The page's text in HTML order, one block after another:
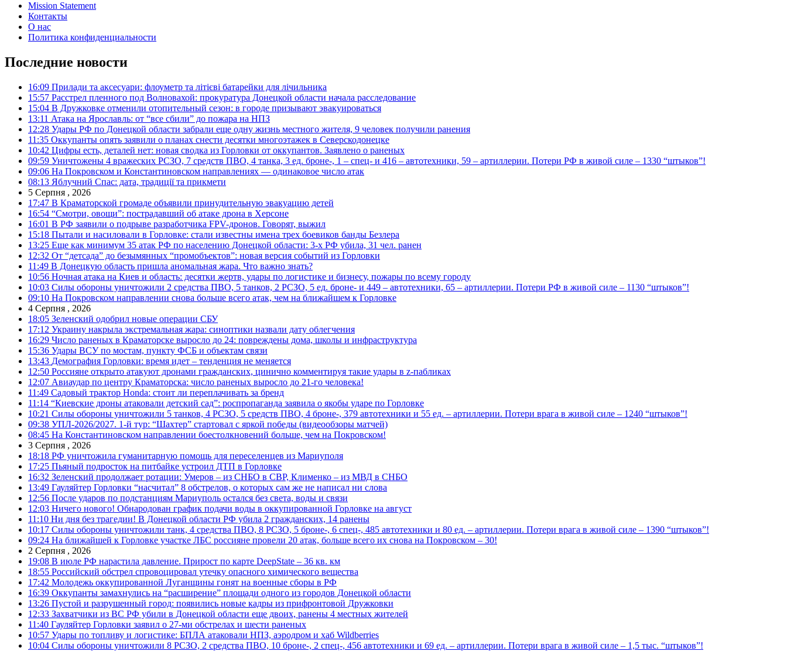
Mission Statement
Контакты
О нас
Политика конфиденциальности
Последние новости
16:09 Прилади та аксесуари: флоуметр та літієві батарейки для лічильника
15:57 Расстрел пленного под Волновахой: прокуратура Донецкой области начала расследование
15:04 В Дружковке отменили отопительный сезон: в городе призывают эвакуироваться
13:11 Атака на Ярославль: от “все сбили” до пожара на НПЗ
12:28 Удары РФ по Донецкой области забрали еще одну жизнь местного жителя, 9 человек получили ранения
11:35 Оккупанты опять заявили о планах снести десятки многоэтажек в Северскодонецке
10:42 Цифры есть, деталей нет: новая сводка из Горловки от оккупантов. Заявлено о раненых
09:59 Уничтожены 4 вражеских РСЗО, 7 средств ПВО, 4 танка, 3 ед. броне-, 1 – спец- и 416 – автотехники, 59 – артиллерии. Потери РФ в живой силе – 1330 “штыков”!
09:06 На Покровском и Константиновском направлениях — одинаковое число атак
08:13 Яблучний Спас: дата, традиції та прикмети
5 Серпня , 2026
17:47 В Краматорской громаде объявили принудительную эвакуацию детей
16:54 “Смотри, овощи”: пострадавший об атаке дрона в Херсоне
16:01 В РФ заявили о подрыве разработчика FPV-дронов. Говорят, выжил
15:18 Пытали и насиловали в Горловке: стали известны имена трех боевиков банды Безлера
13:25 Еще как минимум 35 атак РФ по населению Донецкой области: 3-х РФ убила, 31 чел. ранен
12:32 От “детсада” до безымянных “промобъектов”: новая версия событий из Горловки
11:49 В Донецкую область пришла аномальная жара. Что важно знать?
10:56 Ночная атака на Киев и область: десятки жертв, удары по логистике и бизнесу, пожары по всему городу
10:03 Силы обороны уничтожили 2 средства ПВО, 5 танков, 2 РСЗО, 5 ед. броне- и 449 – автотехники, 65 – артиллерии. Потери РФ в живой силе – 1130 “штыков”!
09:10 На Покровском направлении снова больше всего атак, чем на ближайшем к Горловке
4 Серпня , 2026
18:05 Зеленский одобрил новые операции СБУ
17:12 Украину накрыла экстремальная жара: синоптики назвали дату облегчения
16:29 Число раненых в Краматорске выросло до 24: повреждены дома, школы и инфраструктура
15:36 Удары ВСУ по мостам, пункту ФСБ и объектам связи
13:43 Демография Горловки: время идет – тенденция не меняется
12:50 Россияне открыто атакуют дронами гражданских, цинично комментируя такие удары в z-пабликах
12:07 Авиаудар по центру Краматорска: число раненых выросло до 21-го человека!
11:49 Садовый трактор Honda: стоит ли переплачивать за бренд
11:14 “Киевские дроны атаковали детский сад”: роспропаганда заявила о якобы ударе по Горловке
10:21 Силы обороны уничтожили 5 танков, 4 РСЗО, 5 средств ПВО, 4 броне-, 379 автотехники и 55 ед. – артиллерии. Потери врага в живой силе – 1240 “штыков”!
09:38 УПЛ-2026/2027. 1-й тур: “Шахтер” стартовал с яркой победы (видеообзоры матчей)
08:45 На Константиновском направлении боестолкновений больше, чем на Покровском!
3 Серпня , 2026
18:18 РФ уничтожила гуманитарную помощь для переселенцев из Мариуполя
17:25 Пьяный подросток на питбайке устроил ДТП в Горловке
16:32 Зеленский продолжает ротации: Умеров – из СНБО в СВР, Клименко – из МВД в СНБО
13:49 Гауляйтер Горловки “насчитал” 8 обстрелов, о которых сам же не написал ни слова
12:56 После ударов по подстанциям Мариуполь остался без света, воды и связи
12:03 Ничего нового! Обнародован график подачи воды в оккупированной Горловке на август
11:10 Ни дня без трагедии! В Донецкой области РФ убила 2 гражданских, 14 ранены
10:17 Силы обороны уничтожили танк, 4 средства ПВО, 8 РСЗО, 5 броне-, 6 спец-, 485 автотехники и 80 ед. – артиллерии. Потери врага в живой силе – 1390 “штыков”!
09:24 На ближайшей к Горловке участке ЛБС россияне провели 20 атак, больше всего их снова на Покровском – 30!
2 Серпня , 2026
19:08 В июле РФ нарастила давление. Прирост по карте DeepState – 36 кв. км
18:55 Российский обстрел спровоцировал утечку опасного химического вещества
17:42 Молодежь оккупированной Луганщины гонят на военные сборы в РФ
16:39 Оккупанты замахнулись на “расширение” площади одного из городов Донецкой области
13:26 Пустой и разрушенный город: появились новые кадры из прифронтовой Дружковки
12:33 Захватчики из ВС РФ убили в Донецкой области еще двоих, ранены 4 местных жителей
11:40 Гауляйтер Горловки заявил о 27-ми обстрелах и шести раненых
10:57 Удары по топливу и логистике: БПЛА атаковали НПЗ, аэродром и хаб Wildberries
10:04 Силы обороны уничтожили 8 РСЗО, 2 средства ПВО, 10 броне-, 2 спец-, 456 автотехники и 69 ед. – артиллерии. Потери врага в живой силе – 1,5 тыс. “штыков”!